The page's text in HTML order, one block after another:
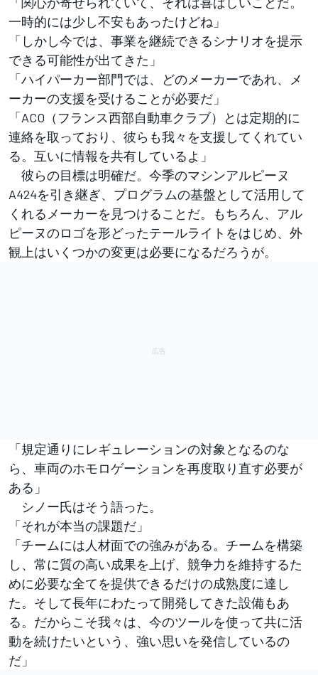
一時的には少し不安もあったけどね」
「しかし今では、事業を継続できるシナリオを提示
できる可能性が出てきた」
「ハイパーカー部門では、どのメーカーであれ、メ
ーカーの支援を受けることが必要だ」
「ACO（フランス西部自動車クラブ）とは定期的に
連絡を取っており、彼らも我々を支援してくれてい
る。互いに情報を共有しているよ」
彼らの目標は明確だ。今季のマシンアルピーヌ
A424を引き継ぎ、プログラムの基盤として活用して
くれるメーカーを見つけることだ。もちろん、アル
ピーヌのロゴを形どったテールライトをはじめ、外
観上はいくつかの変更は必要になるだろうが。
「規定通りにレギュレーションの対象となるのな
ら、車両のホモロゲーションを再度取り直す必要が
ある」
シノー氏はそう語った。
「それが本当の課題だ」
「チームには人材面での強みがある。チームを構築
し、常に質の高い成果を上げ、競争力を維持するた
めに必要な全てを提供できるだけの成熟度に達し
た。そして長年にわたって開発してきた設備もあ
る。だからこそ我々は、今のツールを使って共に活
動を続けたいという、強い思いを発信しているの
だ」